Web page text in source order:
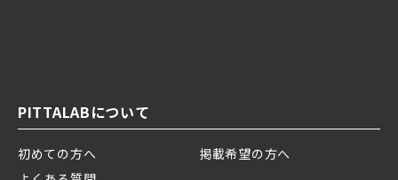
PITTALABについて
初めての方へ
掲載希望の方へ